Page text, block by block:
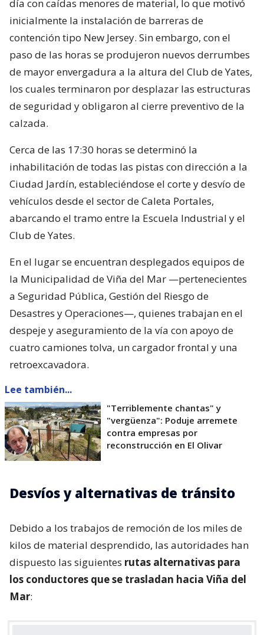
día con caídas menores de material, lo que motivó
inicialmente la instalación de barreras de
contención tipo New Jersey. Sin embargo, con el
paso de las horas se produjeron nuevos derrumbes
de mayor envergadura a la altura del Club de Yates,
los cuales terminaron por desplazar las estructuras
de seguridad y obligaron al cierre preventivo de la
calzada.
Cerca de las 17:30 horas se determinó la
inhabilitación de todas las pistas con dirección a la
Ciudad Jardín, estableciéndose el corte y desvío de
vehículos desde el sector de Caleta Portales,
abarcando el tramo entre la Escuela Industrial y el
Club de Yates.
En el lugar se encuentran desplegados equipos de
la Municipalidad de Viña del Mar —pertenecientes
a Seguridad Pública, Gestión del Riesgo de
Desastres y Operaciones—, quienes trabajan en el
despeje y aseguramiento de la vía con apoyo de
cuatro camiones tolva, un cargador frontal y una
retroexcavadora.
Lee también...
"Terriblemente chantas" y
"vergüenza": Poduje arremete
contra empresas por
reconstrucción en El Olivar
Desvíos y alternativas de tránsito
Debido a los trabajos de remoción de los miles de
kilos de material desprendido, las autoridades han
dispuesto las siguientes rutas alternativas para
los conductores que se trasladan hacia Viña del
Mar: